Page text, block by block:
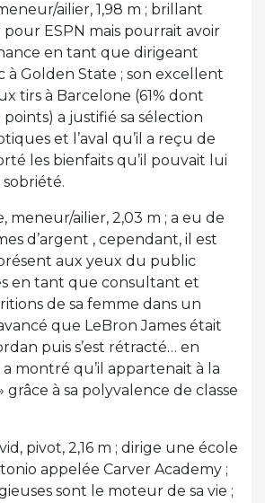
ailier, 1,98 m ; brillant
ESPN mais pourrait avoir
en tant que dirigeant
à Golden State ; son excellent
tirs à Barcelone (61% dont
points) a justifié sa sélection
et l’aval qu’il a reçu de
les bienfaits qu’il pouvait lui
meneur/ailier, 2,03 m ; a eu de
d’argent , cependant, il est
aux yeux du public
en tant que consultant et
de sa femme dans un
que LeBron James était
puis s’est rétracté… en
montré qu’il appartenait à la
grâce à sa polyvalence de classe
pivot, 2,16 m ; dirige une école
appelée Carver Academy ;
sont le moteur de sa vie ;